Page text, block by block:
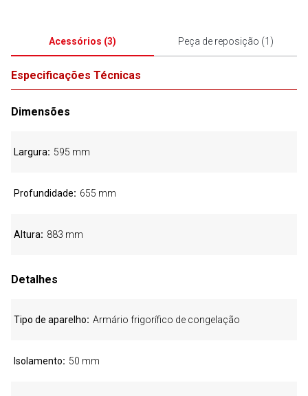
Acessórios (3) Peça de reposição (1 )
Especificações Técnicas
Dimensões
Largura 595 mm
Profundidade 655 mm
Altura 883 mm
Detalhes
Tipo de aparelho Armário frigorífico de congelação
Isolamento 50 mm